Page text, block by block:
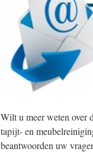
Wilt u meer weten over
tapijt- en
beantwoorden uw